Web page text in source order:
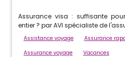
Assurance visa : suffisante
entier ? par AVI spécialiste de
Assistance voyage
Assurance
Assurance voyage
Vacances